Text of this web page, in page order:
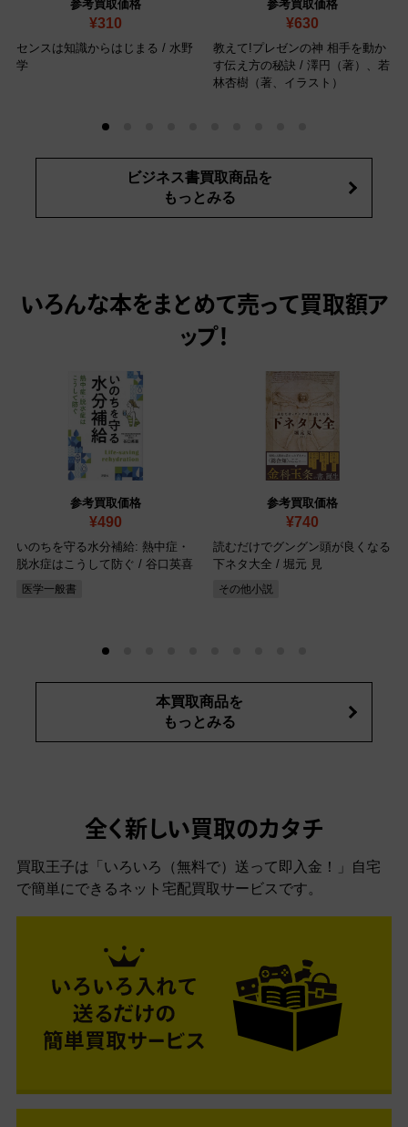
参考買取価格
¥310
センスは知識からはじまる / 水野
学
参考買取価格
¥630
教えて!プレゼンの神 相手を動か
す伝え方の秘訣 / 澤円（著）、若
林杏樹（著、イラスト）
ビジネス書買取商品を
もっとみる
いろんな本をまとめて売って買取額ア
ップ！
参考買取価格
¥490
いのちを守る水分補給: 熱中症・
脱水症はこうして防ぐ / 谷口英喜
医学一般書
参考買取価格
¥740
読むだけでグングン頭が良くなる
下ネタ大全 / 堀元 見
その他小説
本買取商品を
もっとみる
全く新しい買取のカタチ
買取王子は「いろいろ（無料で）送って即入金！」自宅
で簡単にできるネット宅配買取サービスです。